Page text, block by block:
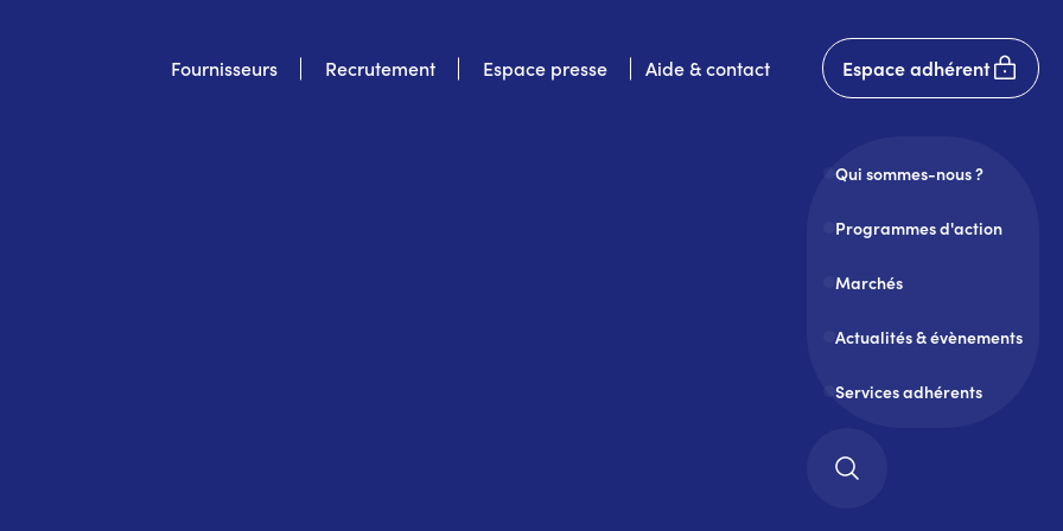
Fournisseurs Recrutement Espace presse Aide & contact
User
account
Espace adhérent
Qui sommes-nous ?
Programmes d'action
Marchés
Actualités & évènements
Services adhérents